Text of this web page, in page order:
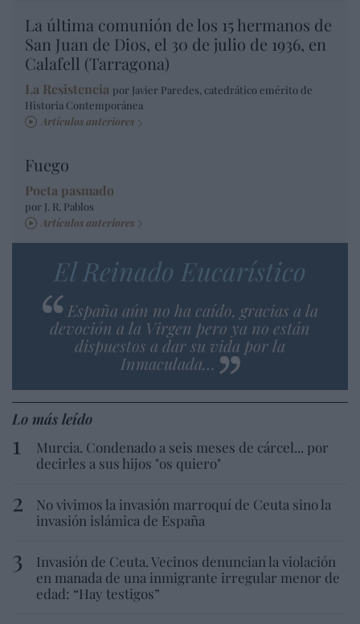
La última comunión de los 15 hermanos de
San Juan de Dios, el 30 de julio de 1936, en
Calafell (Tarragona)
La Resistencia por Javier Paredes, catedrático emérito de
Historia Contemporánea
Artículos anteriores
Fuego
Poeta pasmado
por J. R. Pablos
Artículos anteriores
El Reinado Eucarístico
España aún no ha caído, gracias a la
devoción a la Virgen pero ya no están
dispuestos a dar su vida por la
Inmaculada…
Lo más leído
Murcia. Condenado a seis meses de cárcel... por
decirles a sus hijos "os quiero"
No vivimos la invasión marroquí de Ceuta sino la
invasión islámica de España
Invasión de Ceuta. Vecinos denuncian la violación
en manada de una inmigrante irregular menor de
edad: “Hay testigos”